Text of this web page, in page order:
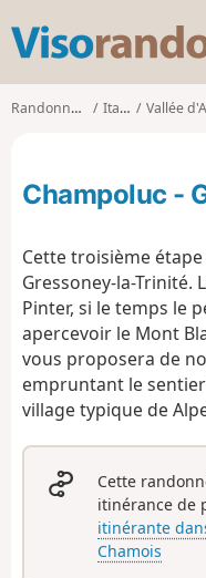
Randonnées Italie Vallée
Champoluc -
Cette troisième
Gressoney-la-Trinité.
Pinter, si le temps le
apercevoir le Mont
vous proposera de
empruntant le
village typique de
Cette
itinérance de
itinérante
Chamois